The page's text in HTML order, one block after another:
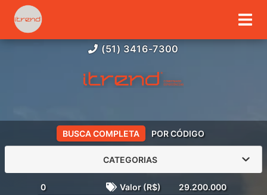
(51) 3416-7300
BUSCA COMPLETA POR CÓDIGO
CATEGORIAS
0 Valor (R$) 29.200.000